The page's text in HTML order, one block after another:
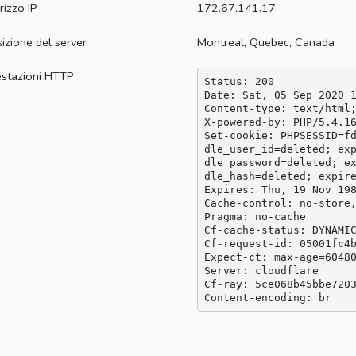
IP 172.67.141.17
del server Montreal, Quebec, Canada
HTTP
Status: 200
Date: Sat, 05 Sep 2020
Content-type: text/
X-powered-by: PHP/5.4.16
Set-cookie:
dle_user_id=deleted;
dle_password=deleted;
dle_hash=deleted;
Expires: Thu, 19 Nov
Cache-control: no-
Pragma: no-cache
Cf-cache-status: DYNAMIC
Cf-request-id:
Expect-ct: max-
Server: cloudflare
Cf-ray:
Content-encoding: br